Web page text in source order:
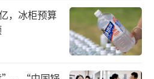
大北农已经在制种领域和
，主要原因就是张掖拥有
，温差大、有河水的灌
业配套。
，冰柜预算